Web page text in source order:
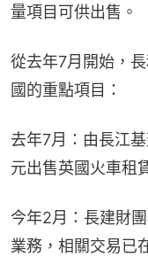
量項目可供出售。
從去年7月開始，
國的重點項目：
去年7月：由長江
元出售英國火車租
今年2月：長建財
業務，相關交易已